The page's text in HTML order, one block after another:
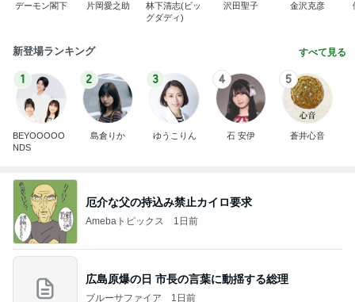
デーモン閣下 片岡愛之助
林下清志(ビッ
グダディ)
沢田聖子 金沢克彦
新登場ランキング すべて見る
1
BEYOOOOO
NDS
2
島倉りか
3
ゆうこりん
4
石 安伊
5
蒼井心音
厄介な父の持込み禁止カイロ要求
Amebaトピックス 1日前
広島原爆の日 市長の言葉に動揺する総理
ブルーサファイア 1日前